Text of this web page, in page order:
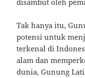
disambut oleh
Tak hanya itu,
potensi untuk
terkenal di
alam dan
dunia, Gunung